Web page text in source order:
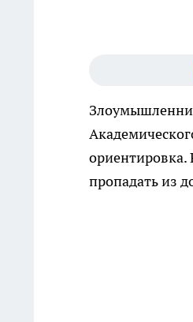
ориентировка.
пропадать из